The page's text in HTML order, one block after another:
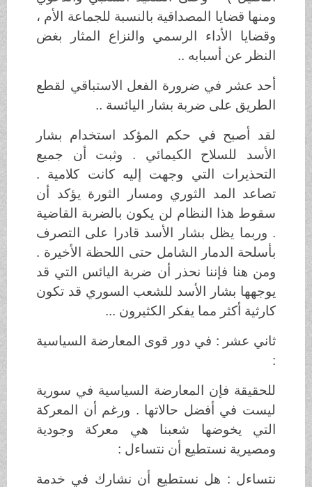
ومنها قضايا المصداقية بالنسبة للجماعة الأم ،
وقضايا الأداء الرسمي والنزاع المثار بغض
النظر عن أسبابه ..
أحد عشر في ضرورة الفعل الاستباقي لقطع
الطريق على ضربة بشار اليائسة ..
لقد أصبح في حكم المؤكد استخدام بشار
الأسد للسلاح الكيمائي . وثبت أن جميع
التحذيرات التي وجهت إليه كانت كلامية .
تصاعد المد الثوري ومسار الثورة يؤكد أن
سقوط هذا النظام لن يكون بالضربة القاضية
. وربما يظل بشار الأسد قادرا على التصرف
بأسلحة الدمار الشامل حتى اللحظة الأخيرة .
ومن هنا فإننا نحذر أن ضربة اليائس التي قد
يوجهها بشار الأسد للشعب السوري قد تكون
كارثية أكثر مما يفكر الكثيرون ...
ثاني عشر : في دور قوى المعارضة السياسية
للحقيقة فإن المعارضة السياسية في سورية
ليست في أفضل حالاتها . ورغم أن المعركة
التي يخوضها شعبنا هي معركة وجودية
ومصيرية نستطيع أن نتساءل :
نتساءل : هل نستطيع أن نشارك في خدمة